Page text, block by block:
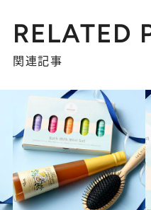
RELATED
関連記事